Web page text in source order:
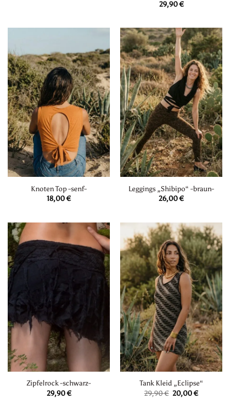
29,90€
Knoten Top -senf-
18,00€
Leggings „Shibipo“ -braun-
26,00€
Zipfelrock -schwarz-
29,90€
Tank Kleid „Eclipse“
29,90€ Ursprünglicher
Preis
20,00€Aktueller